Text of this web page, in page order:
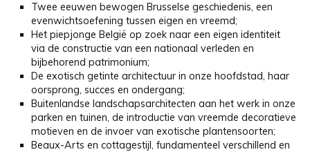
Twee eeuwen bewogen Brusselse geschiedenis, een
evenwichtsoefening tussen eigen en vreemd;
Het piepjonge België op zoek naar een eigen identiteit
via de constructie van een nationaal verleden en
bijbehorend patrimonium;
De exotisch getinte architectuur in onze hoofdstad, haar
oorsprong, succes en ondergang;
Buitenlandse landschapsarchitecten aan het werk in onze
parken en tuinen, de introductie van vreemde decoratieve
motieven en de invoer van exotische plantensoorten;
Beaux-Arts en cottagestijl, fundamenteel verschillend en